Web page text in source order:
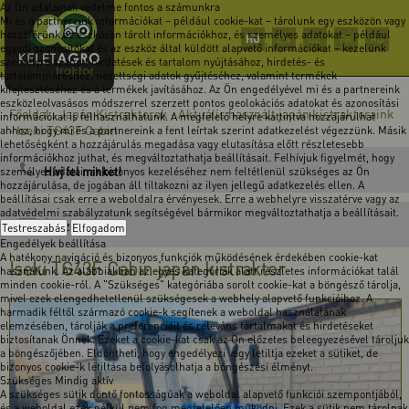
Az Ön adatainak védelme fontos a számunkra
Mi és a partnereink információkat – például cookie-kat – tárolunk egy eszközön vagy
hozzáférünk az eszközön tárolt információkhoz, és személyes adatokat – például
egyedi azonosítókat és az eszköz által küldött alapvető információkat – kezelünk
személyre szabott hirdetések és tartalom nyújtásához, hirdetés- és
tartalomméréshez, nézettségi adatok gyűjtéséhez, valamint termékek
kifejlesztéséhez és a termékek javításához. Az Ön engedélyével mi és a partnereink
eszközleolvasásos módszerrel szerzett pontos geolokációs adatokat és azonosítási
információkat is felhasználhatunk. A megfelelő helyre kattintva hozzájárulhat
ahhoz, hogy mi és a partnereink a fent leírtak szerint adatkezelést végezzünk. Másik
lehetőségként a hozzájárulás megadása vagy elutasítása előtt részletesebb
információkhoz juthat, és megváltoztathatja beállításait. Felhívjuk figyelmét, hogy
személyes adatainak bizonyos kezeléséhez nem feltétlenül szükséges az Ön
hozzájárulása, de jogában áll tiltakozni az ilyen jellegű adatkezelés ellen. A
beállításai csak erre a weboldalra érvényesek. Erre a webhelyre visszatérve vagy az
adatvédelmi szabályzatunk segítségével bármikor megváltoztathatja a beállításait.
Testreszabás Elfogadom
Engedélyek beállítása
A hatékony navigáció és bizonyos funkciók működésének érdekében cookie-kat
használunk. Az alábbiakban az egyes kategóriák alatt részletes információkat talál
minden cookie-ról. A "Szükséges" kategóriába sorolt cookie-kat a böngésző tárolja,
mivel ezek elengedhetetlenül szükségesek a webhely alapvető funkcióihoz. A
harmadik féltől származó cookie-k segítenek a weboldal használatának
elemzésében, tárolják a preferenciáit és releváns tartalmakat és hirdetéseket
biztosítanak Önnek. Ezeket a cookie-kat csak az Ön előzetes beleegyezésével tároljuk
a böngészőjében. Eldöntheti, hogy engedélyezi vagy letiltja ezeket a sütiket, de
bizonyos cookie-k letiltása befolyásolhatja a böngészési élményt.
Szükséges Mindig aktív
A szükséges sütik döntő fontosságúak a weboldal alapvető funkciói szempontjából,
HU EN DE FR RO
Főoldal-Japán Kistraktorok -Aktuális használt japán kistraktoraink
-Iseki TG43F Cabin
Hívj fel minket!
Írj üzenetet!
Iseki TG43F Cabin japán kistraktor